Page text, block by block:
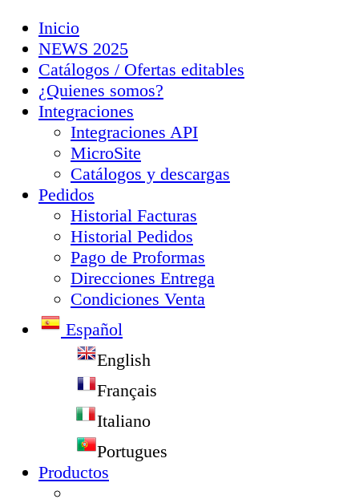
Inicio
NEWS 2025
Catálogos / Ofertas editables
¿Quienes somos?
Integraciones
Integraciones API
MicroSite
Catálogos y descargas
Pedidos
Historial Facturas
Historial Pedidos
Pago de Proformas
Direcciones Entrega
Condiciones Venta
Español
English
Français
Italiano
Portugues
Productos